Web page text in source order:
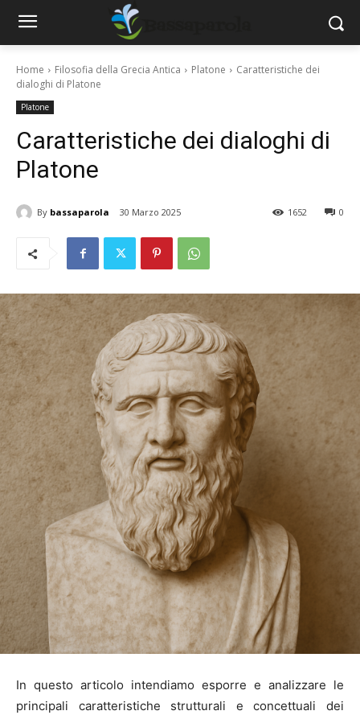
Home Filosofia della Grecia Antica Platone
Caratteristiche dei
dialoghi di Platone
Platone
Caratteristiche dei dialoghi di
Platone
By bassaparola 30 Marzo 2025 0
1652
In questo articolo intendiamo esporre e analizzare le
principali caratteristiche strutturali e concettuali dei